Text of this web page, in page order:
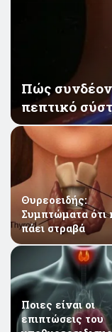
Πώς
πεπτικό
Θυρεοειδής:
Συμπτώματα ότι
πάει στραβά
Ποιες είναι οι
επιπτώσεις του